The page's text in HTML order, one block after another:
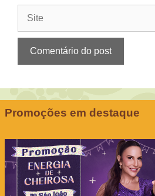
Promoções em destaque